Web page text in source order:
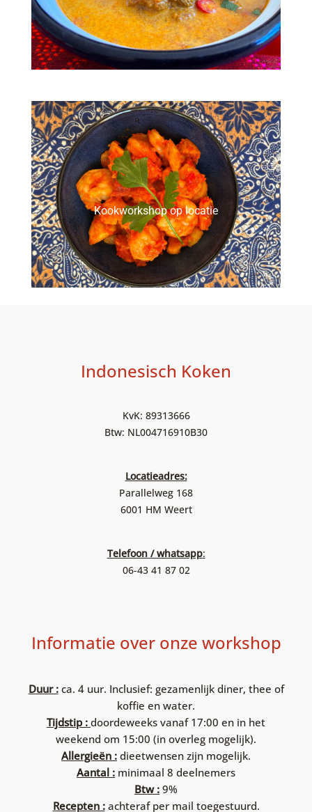
Kookworkshop op locatie
Indonesisch Koken
KvK: 89313666
Btw: NL004716910B30
Locatieadres:
Parallelweg 168
6001 HM Weert
Telefoon / whatsapp:
06-43 41 87 02
Informatie over onze workshop
Duur :ca. 4 uur. Inclusief: gezamenlijk diner, thee of
koffie en water.
Tijdstip : doordeweeks vanaf 17:00 en in het
weekend om 15:00 (in overleg mogelijk).
Allergieën : dieetwensen zijn mogelijk.
Aantal : minimaal 8 deelnemers
Btw : 9%
Recepten :achteraf per mail toegestuurd.